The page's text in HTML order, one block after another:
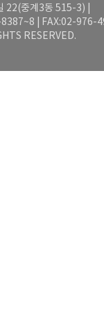
22(중계3동 515-3) |
| FAX:02-976-
RESERVED.